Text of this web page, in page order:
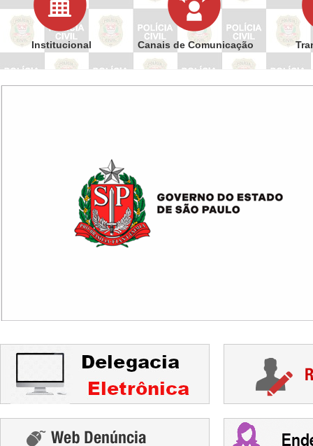
Institucional Canais de Comunicação